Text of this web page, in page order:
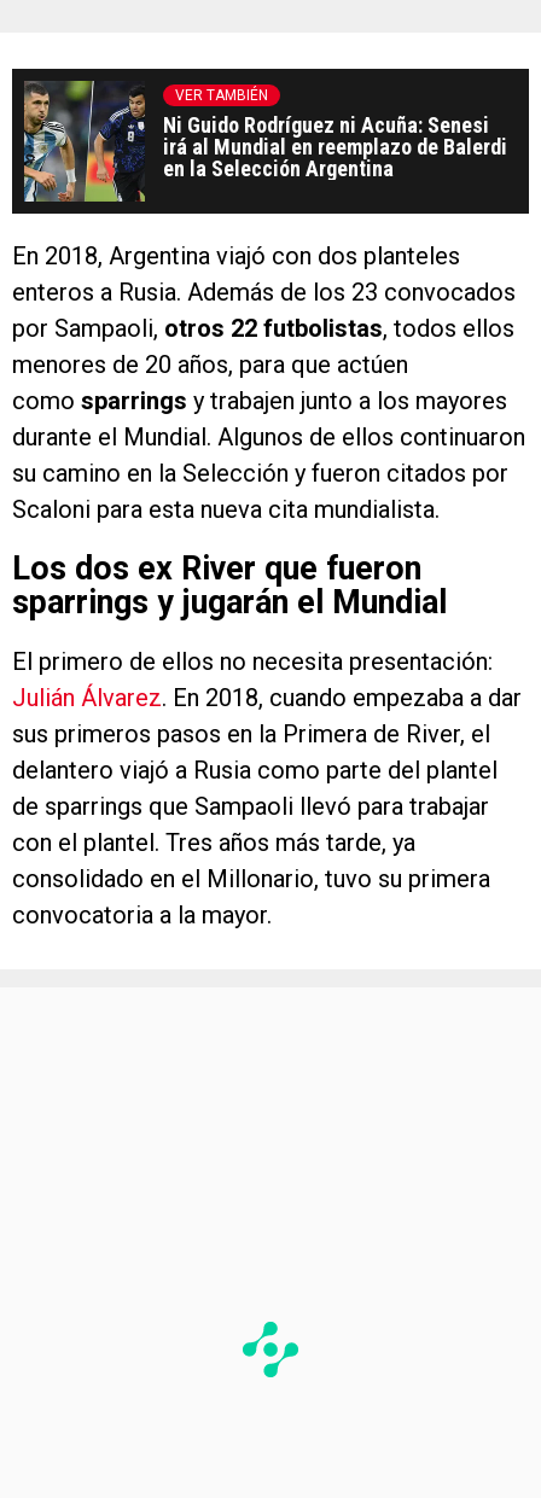
VER TAMBIÉN
Ni Guido Rodríguez ni Acuña: Senesi
irá al Mundial en reemplazo de Balerdi
en la Selección Argentina
En 2018, Argentina viajó con dos planteles
enteros a Rusia. Además de los 23 convocados
por Sampaoli, otros 22 futbolistas, todos ellos
menores de 20 años, para que actúen
como sparrings y trabajen junto a los mayores
durante el Mundial. Algunos de ellos continuaron
su camino en la Selección y fueron citados por
Scaloni para esta nueva cita mundialista.
Los dos ex River que fueron
sparrings y jugarán el Mundial
El primero de ellos no necesita presentación:
Julián Álvarez. En 2018, cuando empezaba a dar
sus primeros pasos en la Primera de River, el
delantero viajó a Rusia como parte del plantel
de sparrings que Sampaoli llevó para trabajar
con el plantel. Tres años más tarde, ya
consolidado en el Millonario, tuvo su primera
convocatoria a la mayor.